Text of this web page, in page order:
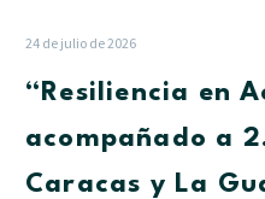
24 de julio de 2026
“Resiliencia en
acompañado a
Caracas y La